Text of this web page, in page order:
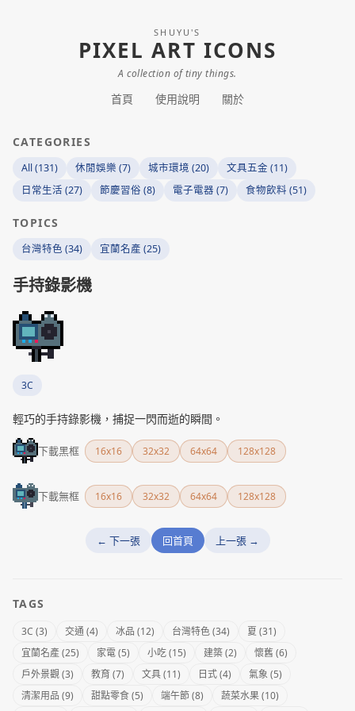
SHUYU'S
PIXEL ART ICONS
A collection of tiny things.
首頁 使用說明 關於
CATEGORIES
All (131) 休閒娛樂 (7) 城市環境 (20)
文具五金 (11)
日常生活 (27)
節慶習俗 (8) 電子電器 (7) 食物飲料 (51)
TOPICS
台灣特色 (34) 宜蘭名產 (25)
手持錄影機
3C
輕巧的手持錄影機，捕捉一閃而逝的瞬間。
下載黑框 16x16 32x32 64x64 128x128
下載無框 16x16 32x32 64x64 128x128
← 下一張 回首頁 上一張 →
TAGS
3C (3) 交通 (4) 冰品 (12) 台灣特色 (34)
夏 (31)
宜蘭名產 (25)
家電 (5) 小吃 (15) 建築 (2)
懷舊 (6)
戶外景觀 (3)
教育 (7) 文具 (11) 日式 (4)
氣象 (5)
清潔用品 (9)
甜點零食 (5) 端午節 (8)
蔬菜水果 (10)